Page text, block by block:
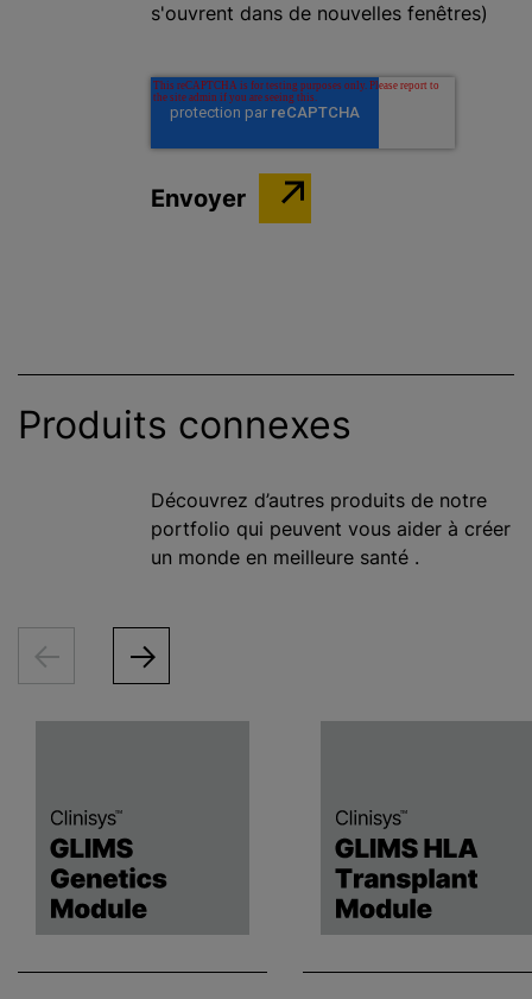
s'ouvrent dans de nouvelles fenêtres)
Produits connexes
Découvrez d’autres produits de notre
portfolio qui peuvent vous aider à créer
un monde en meilleure santé .